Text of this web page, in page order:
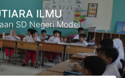
ILMU
SD Negeri Model